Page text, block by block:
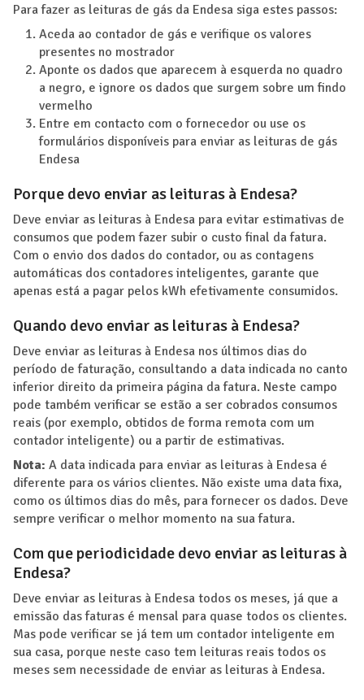
Para fazer as leituras de gás da Endesa siga estes passos:
Aceda ao contador de gás e verifique os valores
presentes no mostrador
Aponte os dados que aparecem à esquerda no quadro
a negro, e ignore os dados que surgem sobre um findo
vermelho
Entre em contacto com o fornecedor ou use os
formulários disponíveis para enviar as leituras de gás
Endesa
Porque devo enviar as leituras à Endesa?
Deve enviar as leituras à Endesa para evitar estimativas de
consumos que podem fazer subir o custo final da fatura.
Com o envio dos dados do contador, ou as contagens
automáticas dos contadores inteligentes, garante que
apenas está a pagar pelos kWh efetivamente consumidos.
Quando devo enviar as leituras à Endesa?
Deve enviar as leituras à Endesa nos últimos dias do
período de faturação, consultando a data indicada no canto
inferior direito da primeira página da fatura. Neste campo
pode também verificar se estão a ser cobrados consumos
reais (por exemplo, obtidos de forma remota com um
contador inteligente) ou a partir de estimativas.
Nota: A data indicada para enviar as leituras à Endesa é
diferente para os vários clientes. Não existe uma data fixa,
como os últimos dias do mês, para fornecer os dados. Deve
sempre verificar o melhor momento na sua fatura.
Com que periodicidade devo enviar as leituras à
Endesa?
Deve enviar as leituras à Endesa todos os meses, já que a
emissão das faturas é mensal para quase todos os clientes.
Mas pode verificar se já tem um contador inteligente em
sua casa, porque neste caso tem leituras reais todos os
meses sem necessidade de enviar as leituras à Endesa.